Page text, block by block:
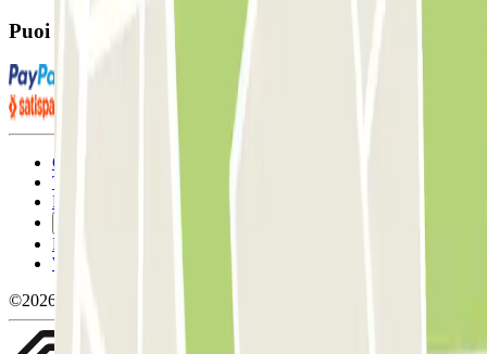
Puoi utilizzare questi metodi di pagamento:
Condizioni contrattuali e di utilizzo
Termini di cancellazione
Politica sui cookies
Politica sulla privacy
Whistleblowing
©2026 Parclick. Tutti i diritti riservati